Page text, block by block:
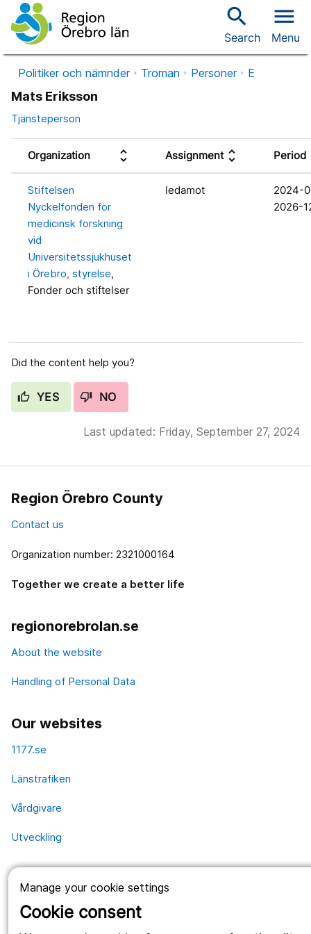
Manage your cookie settings
Cookie consent
search
Search
menu
Menu
Politiker och nämnder Troman Personer E
Mats Eriksson
Tjänsteperson
Organization unfold_more Assignmentunfold_more Period
Stiftelsen
Nyckelfonden för
medicinsk forskning
vid
Universitetssjukhuset
i Örebro, styrelse,
Fonder och stiftelser
ledamot
2024-
2026-
Did the content help you?
YES NO
Last updated: Friday, September 27, 2024
Region Örebro County
Contact us
Organization number: 2321000164
Together we create a better life
regionorebrolan.se
About the website
Handling of Personal Data
Our websites
1177.se
Länstrafiken
Vårdgivare
Utveckling
Follow us
Facebook